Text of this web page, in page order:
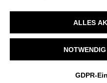
ALLES
GDPR-